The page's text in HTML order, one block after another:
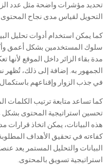
تحديد مؤشرات واضحة مثل عدد
التحويل لقياس مدى نجاح
كما يمكن استخدام أدوات تحليل
سلوك المستخدمين بشكل أعمق
مدة بقاء الزائر داخل الموقع
الجمهور به. إضافة إلى ذلك، تُظهر
في جذب الزوار وإقناعهم
كما تساعد متابعة ترتيب
تحسين استراتيجية المحتوى
هذه البيانات، يمكن اتخاذ قرارات
كفاءته في تحقيق الأهداف
البيانات والتحليل المستمر يعد
استراتيجية تسويق بالمحتوى.